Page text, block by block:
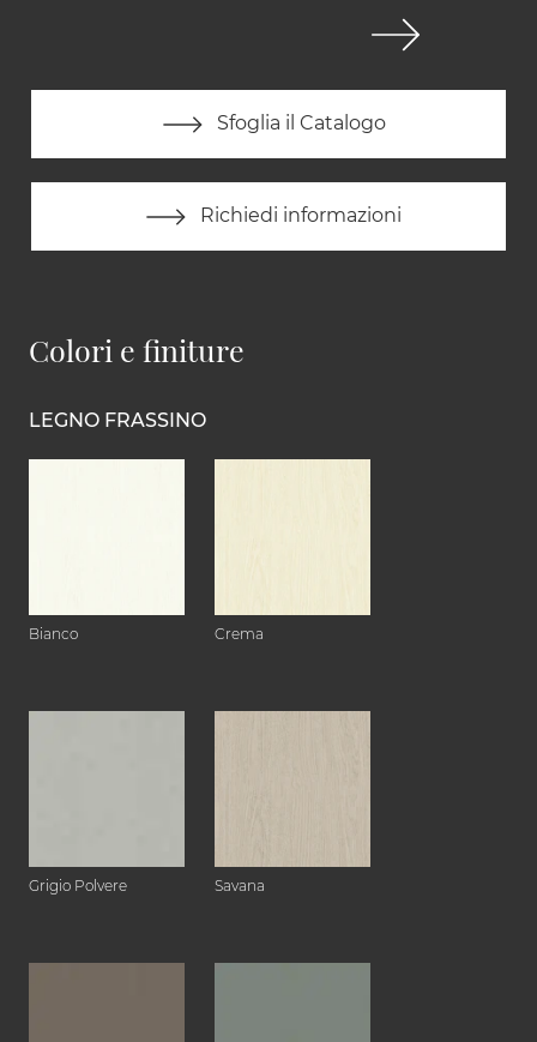
Sfoglia il Catalogo
Richiedi informazioni
Colori e finiture
LEGNO FRASSINO
Bianco Crema
Grigio Polvere Savana